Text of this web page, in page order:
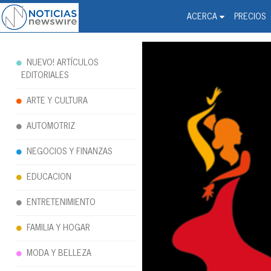
ACERCA PRECIOS
Noticias Newswire -
NUEVO! ARTÍCULOS
EDITORIALES
ARTE Y CULTURA
AUTOMOTRIZ
NEGOCIOS Y FINANZAS
EDUCACION
ENTRETENIMIENTO
FAMILIA Y HOGAR
MODA Y BELLEZA